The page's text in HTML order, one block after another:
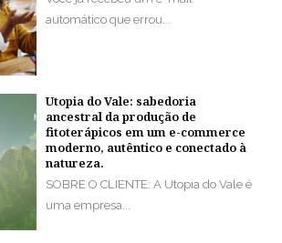
automático que errou...
Utopia do Vale: sabedoria
ancestral da produção de
fitoterápicos em um e-commerce
moderno, autêntico e conectado à
natureza.
SOBRE O CLIENTE: A Utopia do Vale é
uma empresa...